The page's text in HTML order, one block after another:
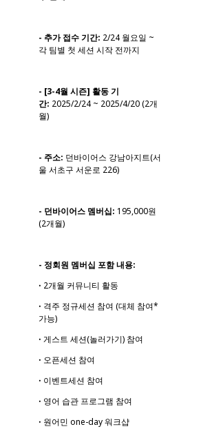
- 추가 접수 기간: 2/24 월요일 ~ 
각 팀별 첫 세션 시작 전까지
- [3-4월 시즌] 활동 기
간: 2025/2/24 ~ 2025/4/20 (2개
월)
- 주소: 던바이어스 강남아지트(서
울 서초구 서운로 226)
- 던바이어스 멤버십: 195,000원
(2개월)
- 정회원 멤버십 포함 내용:
ꞏ 2개월 커뮤니티 활동
ꞏ 격주 정규세션 참여 (대체 참여*
가능)
ꞏ 게스트 세션(놀러가기) 참여
ꞏ 오픈세션 참여
ꞏ 이벤트세션 참여
ꞏ 영어 습관 프로그램 참여
ꞏ 원어민 one-day 워크샵